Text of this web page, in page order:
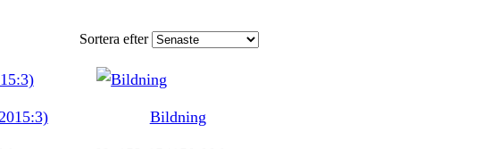
Sortera efter
Bildning